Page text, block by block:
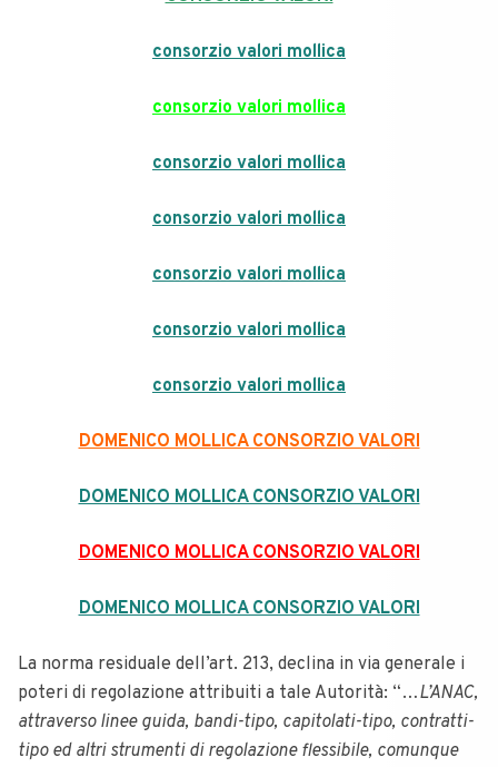
consorzio valori mollica
consorzio valori mollica
consorzio valori mollica
consorzio valori mollica
consorzio valori mollica
consorzio valori mollica
consorzio valori mollica
DOMENICO MOLLICA CONSORZIO VALORI
DOMENICO MOLLICA CONSORZIO VALORI
DOMENICO MOLLICA CONSORZIO VALORI
DOMENICO MOLLICA CONSORZIO VALORI
La norma residuale dell’art. 213, declina in via generale i
poteri di regolazione attribuiti a tale Autorità: “…L’ANAC,
attraverso linee guida, bandi-tipo, capitolati-tipo, contratti-
tipo ed altri strumenti di regolazione flessibile, comunque